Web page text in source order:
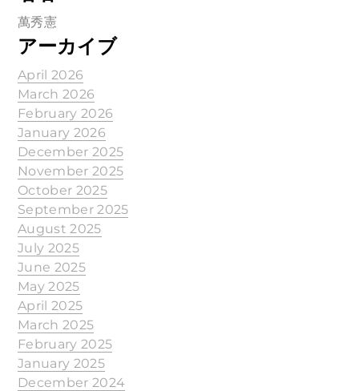
萬秀憲
アーカイブ
April 2026
March 2026
February 2026
January 2026
December 2025
November 2025
October 2025
September 2025
August 2025
July 2025
June 2025
May 2025
April 2025
March 2025
February 2025
January 2025
December 2024